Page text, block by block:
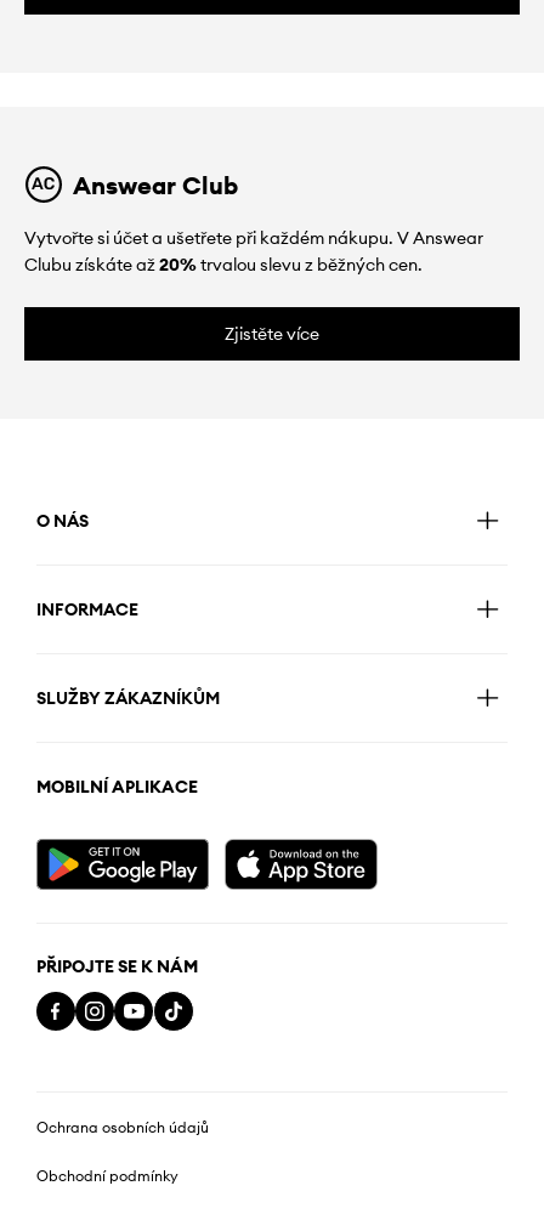
Answear Club
Vytvořte si účet a ušetřete při každém nákupu. V Answear
Clubu získáte až20%trvalou slevu z běžných cen.
Zjistěte více
O NÁS
INFORMACE
SLUŽBY ZÁKAZNÍKŮM
MOBILNÍ APLIKACE
PŘIPOJTE SE K NÁM
Ochrana osobních údajů
Obchodní podmínky